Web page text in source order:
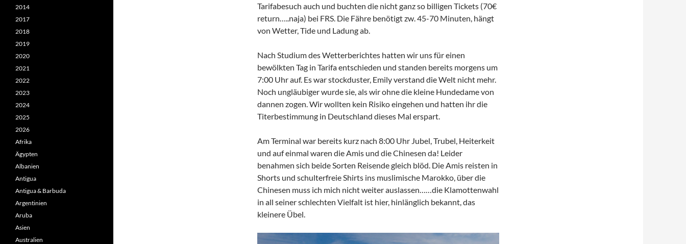
Tarifabesuch auch und buchten die nicht ganz so billigen Tickets (70€
return…..naja) bei FRS. Die Fähre benötigt zw. 45-70 Minuten, hängt
von Wetter, Tide und Ladung ab.
Nach Studium des Wetterberichtes hatten wir uns für einen
bewölkten Tag in Tarifa entschieden und standen bereits morgens um
7:00 Uhr auf. Es war stockduster, Emily verstand die Welt nicht mehr.
Noch ungläubiger wurde sie, als wir ohne die kleine Hundedame von
dannen zogen. Wir wollten kein Risiko eingehen und hatten ihr die
Titerbestimmung in Deutschland dieses Mal erspart.
Am Terminal war bereits kurz nach 8:00 Uhr Jubel, Trubel, Heiterkeit
und auf einmal waren die Amis und die Chinesen da! Leider
benahmen sich beide Sorten Reisende gleich blöd. Die Amis reisten in
Shorts und schulterfreie Shirts ins muslimische Marokko, über die
Chinesen muss ich mich nicht weiter auslassen……die Klamottenwahl
in all seiner schlechten Vielfalt ist hier, hinlänglich bekannt, das
kleinere Übel.
2014
2017
2018
2019
2020
2021
2022
2023
2024
2025
2026
Afrika
Ägypten
Albanien
Antigua
Antigua & Barbuda
Argentinien
Aruba
Asien
Australien